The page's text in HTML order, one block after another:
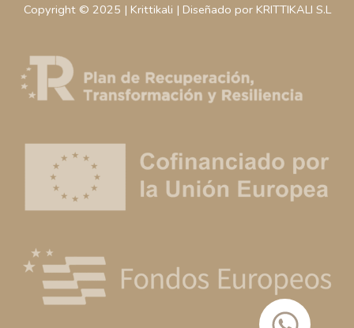
Copyright © 2025 | Krittikali | Diseñado por KRITTIKALI S.L